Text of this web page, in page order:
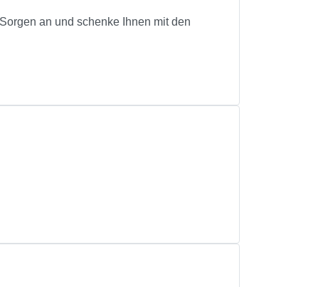
an und schenke Ihnen mit den